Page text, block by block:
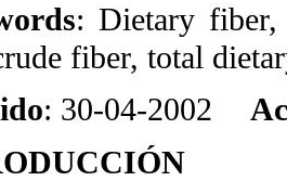
: Dietary fiber,
fiber, total
: 30-04-2002